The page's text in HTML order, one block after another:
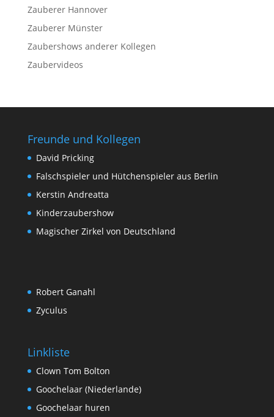
Zauberer Hannover
Zauberer Münster
Zaubershows anderer Kollegen
Zaubervideos
Freunde und Kollegen
David Pricking
Falschspieler und Hütchenspieler aus Berlin
Kerstin Andreatta
Kinderzaubershow
Magischer Zirkel von Deutschland
Robert Ganahl
Zyculus
Linkliste
Clown Tom Bolton
Goochelaar (Niederlande)
Goochelaar huren